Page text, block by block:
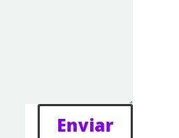
Enviar